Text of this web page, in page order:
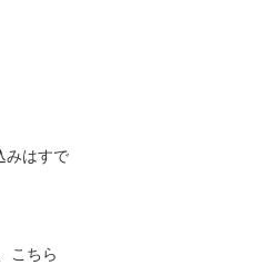
みはすで
こちら